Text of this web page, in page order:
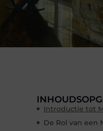
Introductie tot
De Rol van een